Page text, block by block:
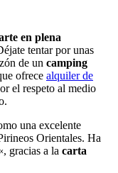
en plena
tentar por unas
de un camping
ofrece alquiler de
el respeto al medio
una excelente
Orientales. Ha
gracias a la carta